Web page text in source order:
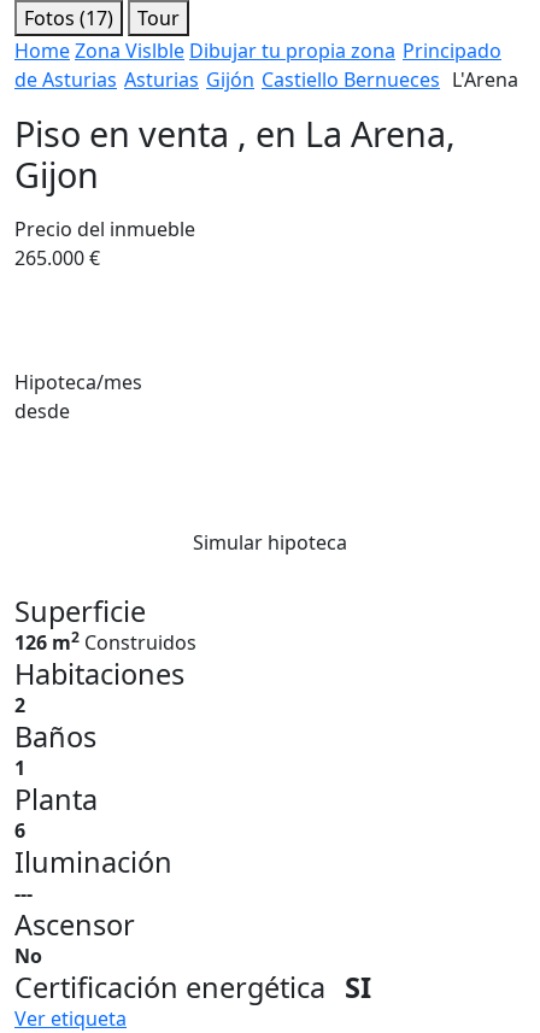
Fotos (17)
Tour
HomeZona Vislble Dibujar tu propia zona Principado
de Asturias Asturias Gijón Castiello Bernueces L'Arena
Piso en venta , en La Arena,
Gijon
Precio del inmueble
265.000 €
Hipoteca/mes
desde
Simular hipoteca
Superficie
126 m2 Construidos
Habitaciones
2
Baños
1
Planta
6
Iluminación
---
Ascensor
No
Certificación energética SI
Ver etiqueta